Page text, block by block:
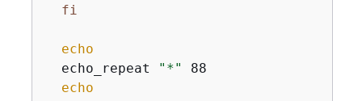
fi
echo
  echo_repeat
"*"
88
echo